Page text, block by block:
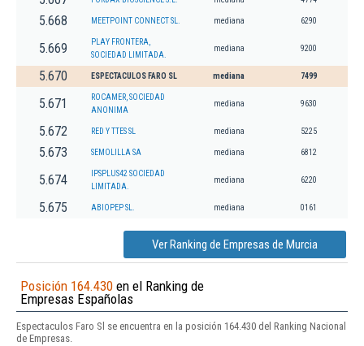
5.668 MEETPOINT CONNECT SL. mediana 6290
5.669
PLAY FRONTERA,
SOCIEDAD LIMITADA.
mediana 9200
5.670 ESPECTACULOS FARO SL mediana 7499
5.671
ROCAMER, SOCIEDAD
ANONIMA
mediana 9630
5.672 RED Y TTES SL mediana 5225
5.673 SEMOLILLA SA mediana 6812
5.674
IPSPLUS42 SOCIEDAD
LIMITADA.
mediana 6220
5.675 ABIOPEP SL. mediana 0161
Ver Ranking de Empresas de Murcia
Posición 164.430 en el Ranking de
Empresas Españolas
Espectaculos Faro Sl se encuentra en la posición 164.430 del Ranking Nacional
de Empresas.